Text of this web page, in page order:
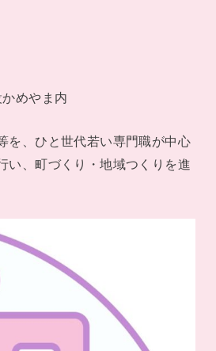
めやま内
を、ひと世代若い専門職が中心
い、町づくり・地域つくりを進